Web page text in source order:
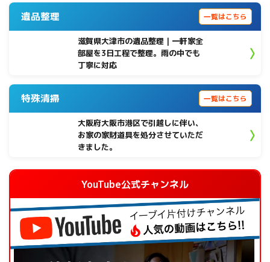
遺品整理 一覧はこちら
滋賀県大津市の遺品整理｜一軒家全
部屋を3日工程で整理。雨の中でも
丁寧に対応
特殊清掃 一覧はこちら
大阪府大阪市港区で引越しに伴い、
お家の家財道具を処分させていただ
きました。
YouTube公式チャンネル